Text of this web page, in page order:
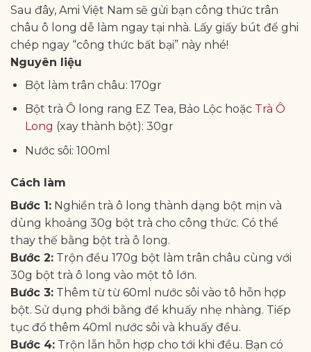
Sau đây, Ami Việt Nam sẽ gửi bạn công thức trân
châu ô long dễ làm ngay tại nhà. Lấy giấy bút để ghi
chép ngay “công thức bất bại” này nhé!
Nguyên liệu
Bột làm trân châu: 170gr
Bột trà Ô long rang EZ Tea, Bảo Lộc hoặc Trà Ô
Long (xay thành bột): 30gr
Nước sôi: 100ml
Cách làm
Bước 1: Nghiền trà ô long thành dạng bột mịn và
dùng khoảng 30g bột trà cho công thức. Có thể
thay thế bằng bột trà ô long.
Bước 2: Trộn đều 170g bột làm trân châu cùng với
30g bột trà ô long vào một tô lớn.
Bước 3: Thêm từ từ 60ml nước sôi vào tô hỗn hợp
bột. Sử dụng phới bằng để khuấy nhẹ nhàng. Tiếp
tục đổ thêm 40ml nước sôi và khuấy đều.
Bước 4: Trộn lẫn hỗn hợp cho tới khi đều. Bạn có